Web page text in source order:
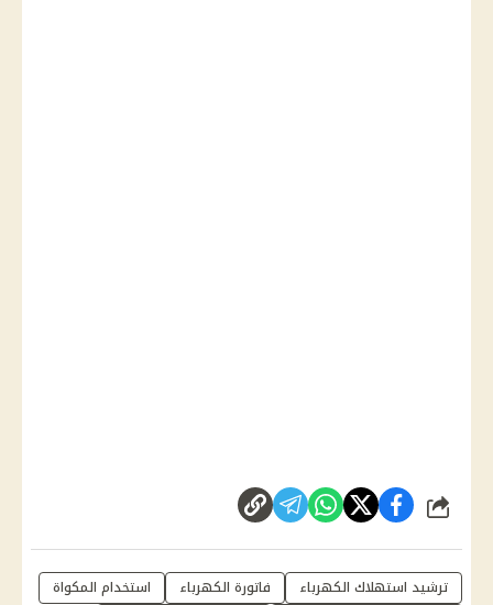
شارك
ترشيد استهلاك الكهرباء فاتورة الكهرباء
استخدام المكواة